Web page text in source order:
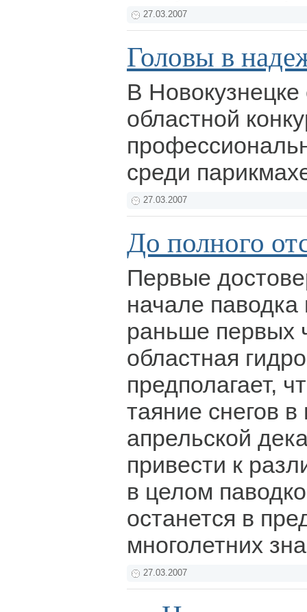
27.03.2007
Головы в
В Новокузнецке
областной
среди
27.03.2007
До полного
Первые
начале паводка
раньше первых
областная
предполагает,
таяние снегов в
апрельской
привести к
в целом
останется в
многолетних
27.03.2007